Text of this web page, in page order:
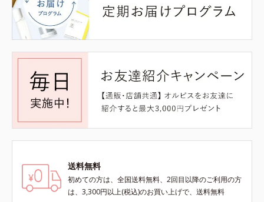
送料無料
初めての方は、全国送料無料、2回目以降のご利用の方
は、3,300円以上(税込)のお買い上げで、送料無料